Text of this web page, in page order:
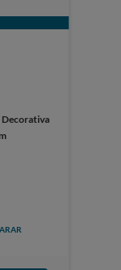
Decorativa